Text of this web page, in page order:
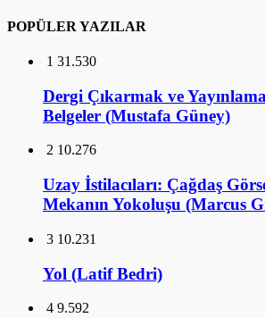
POPÜLER YAZILAR
1 31.530
Dergi Çıkarmak ve
Belgeler (Mustafa Güney)
2 10.276
Uzay İstilacıları: Çağdaş
Mekanın Yokoluşu (Marcus
3 10.231
Yol (Latif Bedri)
4 9.592